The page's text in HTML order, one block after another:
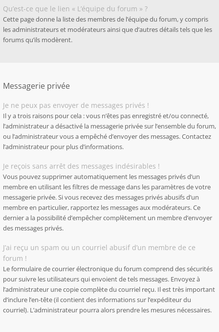
Qu’est-ce que le lien « L’équipe du forum » ?
Cette page donne la liste des membres de l’équipe du forum, y compris
les administrateurs et modérateurs ainsi que d’autres détails tels que les
forums qu’ils modèrent.
Messagerie privée
Je ne peux pas envoyer de messages privés !
Il y a trois raisons pour cela : vous n’êtes pas enregistré et/ou connecté,
l’administrateur a désactivé la messagerie privée sur l’ensemble du forum,
ou l’administrateur vous a empêché d’envoyer des messages. Contactez
l’administrateur pour plus d’informations.
Je reçois sans arrêt des messages indésirables !
Vous pouvez supprimer automatiquement les messages privés d’un
membre en utilisant les filtres de message dans les paramètres de votre
messagerie privée. Si vous recevez des messages privés abusifs d’un
membre en particulier, rapportez les messages aux modérateurs. Ce
dernier a la possibilité d’empêcher complètement un membre d’envoyer
des messages privés.
J’ai reçu un spam ou un courriel abusif d’un membre de ce
forum !
Le formulaire de courrier électronique du forum comprend des sécurités
pour suivre les utilisateurs qui envoient de tels messages. Envoyez à
l’administrateur une copie complète du courriel reçu. Il est très important
d’inclure l’en-tête (il contient des informations sur l’expéditeur du
courriel). L’administrateur pourra alors prendre les mesures nécessaires.